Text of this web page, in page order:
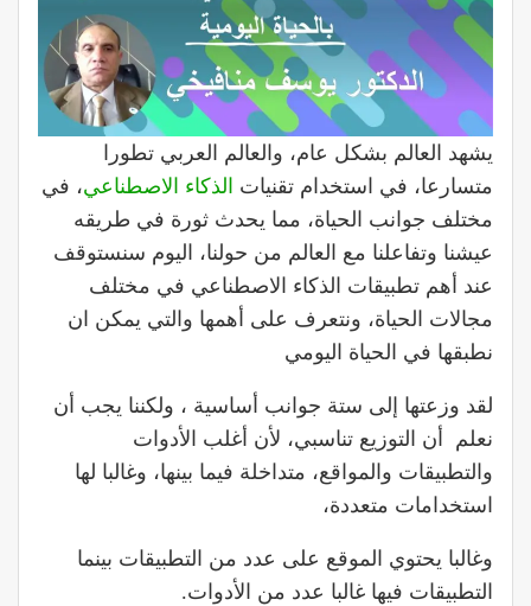
يشهد العالم بشكل عام، والعالم العربي تطورا
متسارعا، في استخدام تقنيات الذكاء الاصطناعي، في
مختلف جوانب الحياة، مما يحدث ثورة في طريقه
عيشنا وتفاعلنا مع العالم من حولنا، اليوم سنستوقف
عند أهم تطبيقات الذكاء الاصطناعي في مختلف
مجالات الحياة، ونتعرف على أهمها والتي يمكن ان
نطبقها في الحياة اليومي
لقد وزعتها إلى ستة جوانب أساسية ، ولكننا يجب أن
نعلم أن التوزيع تناسبي، لأن أغلب الأدوات
والتطبيقات والمواقع، متداخلة فيما بينها، وغالبا لها
استخدامات متعددة،
وغالبا يحتوي الموقع على عدد من التطبيقات بينما
التطبيقات فيها غالبا عدد من الأدوات.